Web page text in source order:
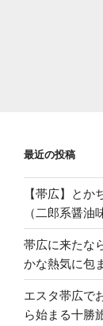
最近の投稿
【帯広】と
（二郎系醤油
帯広に来たな
かな熱気に包
エスタ帯広で
ら始まる十勝